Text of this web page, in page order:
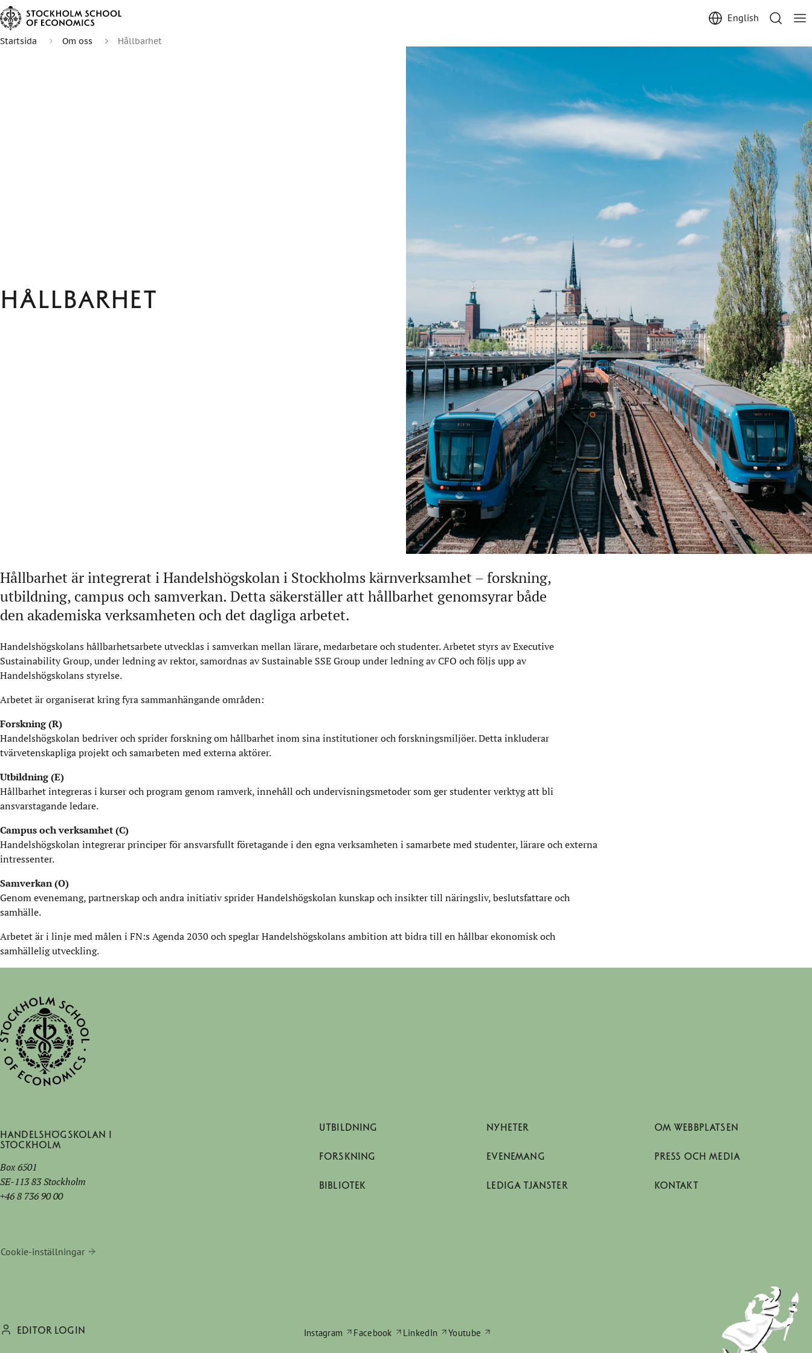
English
Startsida Om oss Hållbarhet
Hållbarhet
Hållbarhet är integrerat i Handelshögskolan i Stockholms kärnverksamhet – forskning,
utbildning, campus och samverkan. Detta säkerställer att hållbarhet genomsyrar både
den akademiska verksamheten och det dagliga arbetet.
Handelshögskolans hållbarhetsarbete utvecklas i samverkan mellan lärare, medarbetare och studenter. Arbetet styrs av Executive
Sustainability Group, under ledning av rektor, samordnas av Sustainable SSE Group under ledning av CFO och följs upp av
Handelshögskolans styrelse.
Arbetet är organiserat kring fyra sammanhängande områden:
Forskning (R)
Handelshögskolan bedriver och sprider forskning om hållbarhet inom sina institutioner och forskningsmiljöer. Detta inkluderar
tvärvetenskapliga projekt och samarbeten med externa aktörer.
Utbildning (E)
Hållbarhet integreras i kurser och program genom ramverk, innehåll och undervisningsmetoder som ger studenter verktyg att bli
ansvarstagande ledare.
Campus och verksamhet (C)
Handelshögskolan integrerar principer för ansvarsfullt företagande i den egna verksamheten i samarbete med studenter, lärare och externa
intressenter.
Samverkan (O)
Genom evenemang, partnerskap och andra initiativ sprider Handelshögskolan kunskap och insikter till näringsliv, beslutsfattare och
samhälle.
Arbetet är i linje med målen i FN:s Agenda 2030 och speglar Handelshögskolans ambition att bidra till en hållbar ekonomisk och
samhällelig utveckling.
Handelshögskolan i
Stockholm
Box 6501
SE-113 83 Stockholm
+46 8 736 90 00
Cookie-inställningar
UTBILDNING
FORSKNING
BIBLIOTEK
NYHETER
EVENEMANG
LEDIGA TJÄNSTER
OM WEBBPLATSEN
PRESS OCH MEDIA
KONTAKT
EDITOR LOGIN Instagram Facebook LinkedIn Youtube